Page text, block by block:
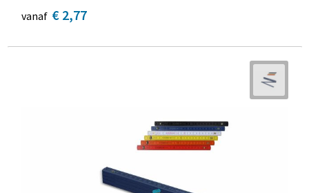
vanaf € 2,77